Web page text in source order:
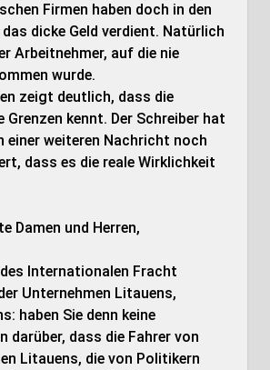
Firmen haben doch in den
dicke Geld verdient. Natürlich
Arbeitnehmer, auf die nie
wurde.
zeigt deutlich, dass die
Grenzen kennt. Der Schreiber hat
einer weiteren Nachricht noch
dass es die reale Wirklichkeit
Damen und Herren,
Internationalen Fracht
Unternehmen Litauens,
haben Sie denn keine
darüber, dass die Fahrer von
Litauens, die von Politikern